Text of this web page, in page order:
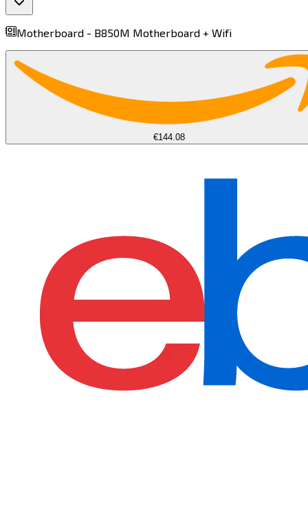
Motherboard - B850M Motherboard + Wifi​​​​‌ ‍ ​‍​‍‌‍ ‌ ​‍‌‍‍‌‌‍‌ ‌‍‍‌‌‍ ‍​‍​‍​ ‍‍​‍​‍‌ ​ ‌‍​‌‌‍ ‍‌‍‍‌‌ ‌​‌ ‍‌​‍ ‍‌‍‍‌‌‍ ​‍​‍​‍ ​​‍​‍‌‍‍​‌ ​‍‌‍‌‌‌‍‌‍​‍​‍​ ‍‍​‍​‍​‍ ‌‍​‌‌‍‌​‌‍ ‌‌‍‍‌‌‍ ‍​‍ ‌‍‍‌‌‍ ‍‌ ‌​‌‍‌‌‌‍ ‍‌ ‌​​‍ ‌‍‌‌‌‍‌​‌‍‍‌‌ ‌​​‍ ‌‍ ‌‌‍ ‌‍‌​‌‍‌‌​ ‌‌ ​​‌ ​‍‌‍‌‌‌ ​ ‌‍‌‌‌‍ ‍‌ ‌​‌‍​‌‌ ‌​‌‍‍‌‌‍ ‌‍ ‍​ ‍ ‌‍‍‌‌‍‌​​ ‌​ ‌‍​ ​‌​ ‌‍​ ‌‍​ ​ ‌‍‌‍​ ‍‌‌‍‌‌​‍ ‌‌‍​‍​ ​‍‌‍‌‍​ ‌​​‍ ‌​ ‌​​ ​ ​ ​​​ ​ ​‍ ‌​ ‍​‌‍​ ​ ‌​​ ​​​‍ ‌​ ‌‌‌‍‌‌​ ​‌‌‍‌‌‌‍‌​​ ‍‌‌‍​‌‌‍‌‌‌‍​ ​ ‌‌​ ‍​​ ​‍​ ‍ ‌ ‌​‌ ‍‌‌ ​​‌‍‌‌​ ‌‌‍ ‌‌‍ ‌ ‌​‌‍‍​‌‍‌‌‌ ​‍‌‍​‍‌‍ ‌‍​‌‌ ​‍‌‍‌​​ ‍ ‌ ​​‌‍​‌‌ ‌​‌‍‍​​ ‌‌‍ ‍‌‍​‌‌‍ ‌‌‍‌‌​ ‌‍​‍‌‍​‌‌ ​ ‌‍‌‌‌‌‌‌‌ ​‍‌‍ ​​ ‌​‍‌‌​ ​‍‌​‌‍‌‍​‌‌‍‌​‌‍ ‌‌‍‍‌‌‍ ‍​‍‌‍‌‍‍‌‌‍‌​​ ‌​ ‌‍​ ​‌​ ‌‍​ ‌‍​ ​ ‌‍‌‍​ ‍‌‌‍‌‌​‍ ‌‌‍​‍​ ​‍‌‍‌‍​ ‌​​‍ ‌​ ‌​​ ​ ​ ​​​ ​ ​‍ ‌​ ‍​‌‍​ ​ ‌​​ ​​​‍ ‌​ ‌‌‌‍‌‌​ ​‌‌‍‌‌‌‍‌​​ ‍‌‌‍​‌‌‍‌‌‌‍​ ​ ‌‌​ ‍​​ ​‍​‍‌‍‌ ‌​‌ ‍‌‌ ​​‌‍‌‌​ ‌‌‍ ‌‌‍ ‌ ‌​‌‍‍​‌‍‌‌‌ ​‍‌‍​‍‌‍ ‌‍​‌‌ ​‍‌‍‌​​‍‌‍‌ ​​‌‍​‌‌ ‌​‌‍‍​​ ‌‌‍ ‍‌‍​‌‌‍ ‌‌‍‌‌​‍‌‍‌ ​​‌‍‌‌‌ ​‍‌ ​ ‌ ​​‌‍‌‌‌‍​ ‌ ‌​‌‍‍‌‌ ‌‍‌‍‌‌​ ‌‌ ​​‌ ‌‌‌‍​‍‌‍ ​‌‍‍‌‌ ​ ‌‍‍​‌‍‌‌‌‍‌​​‍​‍‌ ‌
€144.08